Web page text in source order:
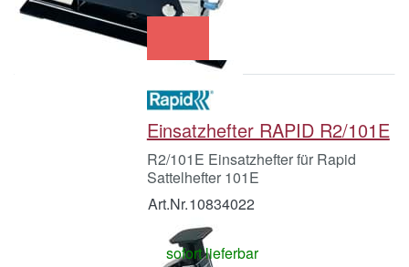
Einsatzhefter RAPID R2/101E
R2/101E Einsatzhefter für Rapid
Sattelhefter 101E
Art.Nr.10834022
sofort lieferbar